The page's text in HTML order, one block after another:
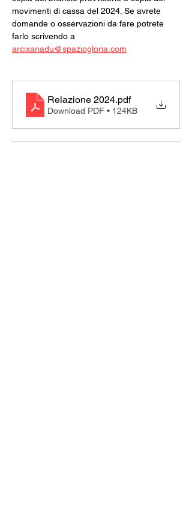
movimenti di cassa del 2024. Se avrete
domande o osservazioni da fare potrete
farlo scrivendo a
arcixanadu@spaziogloria.com
Relazione 2024.pdf
Download PDF • 124KB